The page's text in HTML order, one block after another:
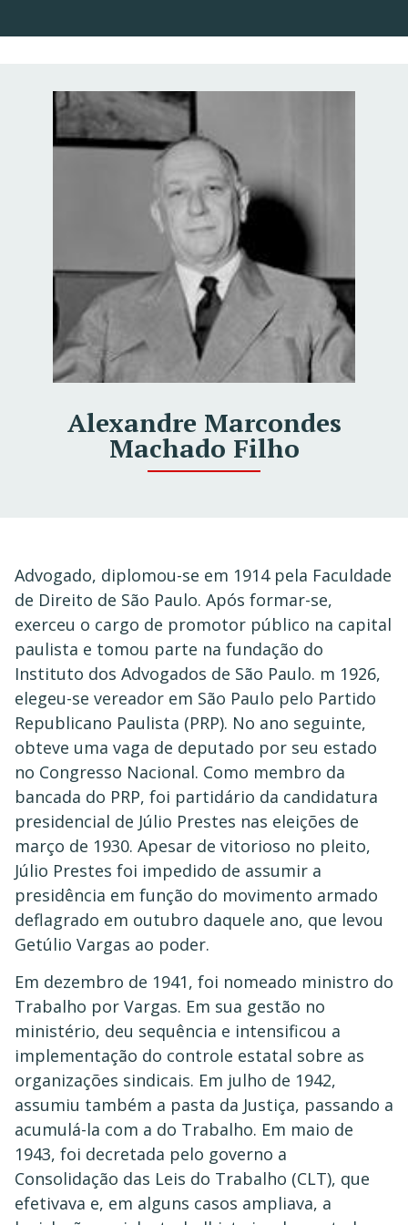
Alexandre Marcondes
Machado Filho
Advogado, diplomou-se em 1914 pela Faculdade
de Direito de São Paulo. Após formar-se,
exerceu o cargo de promotor público na capital
paulista e tomou parte na fundação do
Instituto dos Advogados de São Paulo. m 1926,
elegeu-se vereador em São Paulo pelo Partido
Republicano Paulista (PRP). No ano seguinte,
obteve uma vaga de deputado por seu estado
no Congresso Nacional. Como membro da
bancada do PRP, foi partidário da candidatura
presidencial de Júlio Prestes nas eleições de
março de 1930. Apesar de vitorioso no pleito,
Júlio Prestes foi impedido de assumir a
presidência em função do movimento armado
deflagrado em outubro daquele ano, que levou
Getúlio Vargas ao poder.
Em dezembro de 1941, foi nomeado ministro do
Trabalho por Vargas. Em sua gestão no
ministério, deu sequência e intensificou a
implementação do controle estatal sobre as
organizações sindicais. Em julho de 1942,
assumiu também a pasta da Justiça, passando a
acumulá-la com a do Trabalho. Em maio de
1943, foi decretada pelo governo a
Consolidação das Leis do Trabalho (CLT), que
efetivava e, em alguns casos ampliava, a